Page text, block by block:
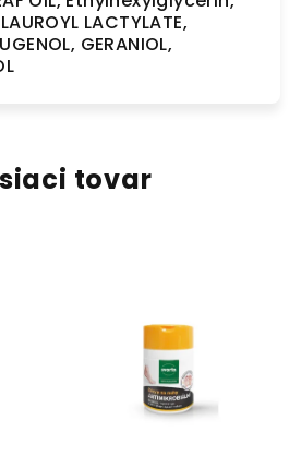
LACTYLATE,
GERANIOL,
tovar